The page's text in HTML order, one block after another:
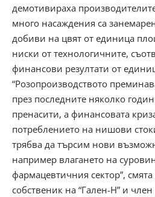
демотивираха
много насаждения са
добиви на цвят от единица
ниски от технологичните,
финансови резултати от
“Розопроизводството
през последните няколко
пренасити, а финансовата
потреблението на нишови
трябва да търсим нови
например влагането на
фармацевтичния сектор”,
собственик на “Гален-Н” и